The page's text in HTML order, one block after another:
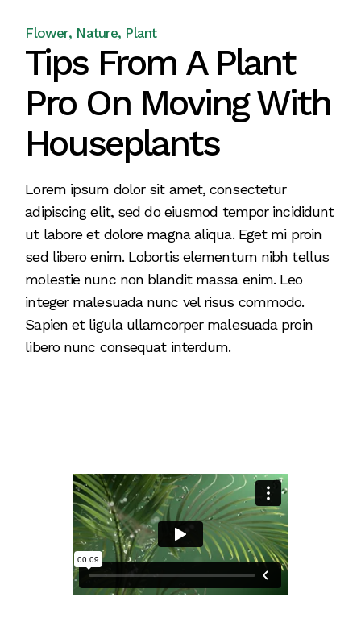
Flower Nature Plant
Tips From A Plant
Pro On Moving With
Houseplants
Lorem ipsum dolor sit amet, consectetur
adipiscing elit, sed do eiusmod tempor incididunt
ut labore et dolore magna aliqua. Eget mi proin
sed libero enim. Lobortis elementum nibh tellus
molestie nunc non blandit massa enim. Leo
integer malesuada nunc vel risus commodo.
Sapien et ligula ullamcorper malesuada proin
libero nunc consequat interdum.